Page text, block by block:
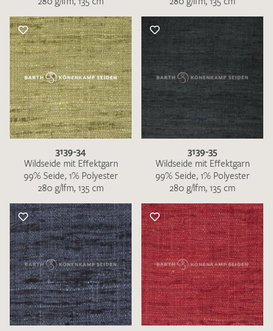
3139-34
Wildseide mit Effektgarn
99% Seide, 1% Polyester
280 g/lfm, 135 cm
3139-35
Wildseide mit Effektgarn
99% Seide, 1% Polyester
280 g/lfm, 135 cm